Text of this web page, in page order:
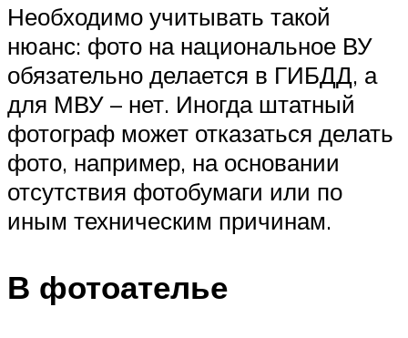
Необходимо учитывать такой
нюанс: фото на национальное ВУ
обязательно делается в ГИБДД, а
для МВУ – нет. Иногда штатный
фотограф может отказаться делать
фото, например, на основании
отсутствия фотобумаги или по
иным техническим причинам.
В фотоателье